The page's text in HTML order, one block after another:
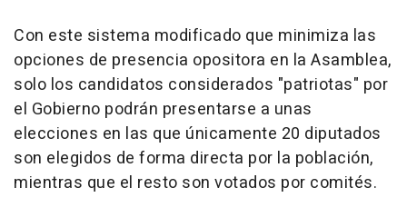
Con este sistema modificado que minimiza las
opciones de presencia opositora en la Asamblea,
solo los candidatos considerados "patriotas" por
el Gobierno podrán presentarse a unas
elecciones en las que únicamente 20 diputados
son elegidos de forma directa por la población,
mientras que el resto son votados por comités.